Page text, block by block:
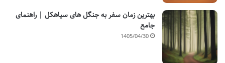
بهترین زمان سفر به جنگل های سیاهکل | راهنمای
جامع
1405/04/30